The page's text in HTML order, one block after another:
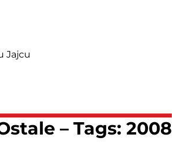
Jajcu
– Tags: 2008